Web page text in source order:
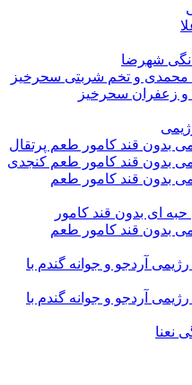
شهرضا
و تخم شربتی سحرخیز
زعفران سحرخیز
بدون قند کامور طعم پرتقال
بدون قند کامور طعم کنجدی
بدون قند کامور طعم
ای بدون قند کامور
بدون قند کامور طعم
آردجو و جوانه گندم با
آردجو و جوانه گندم با
نعنا